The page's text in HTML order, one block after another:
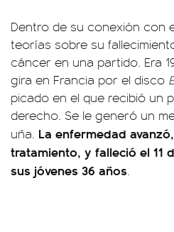
Dentro de su conexión con
teorías sobre su
cáncer en una partido. Era
gira en Francia por el disco
picado en el que recibió un
derecho. Se le generó un
uña. La enfermedad
tratamiento, y falleció el 11
sus jóvenes 36 años.